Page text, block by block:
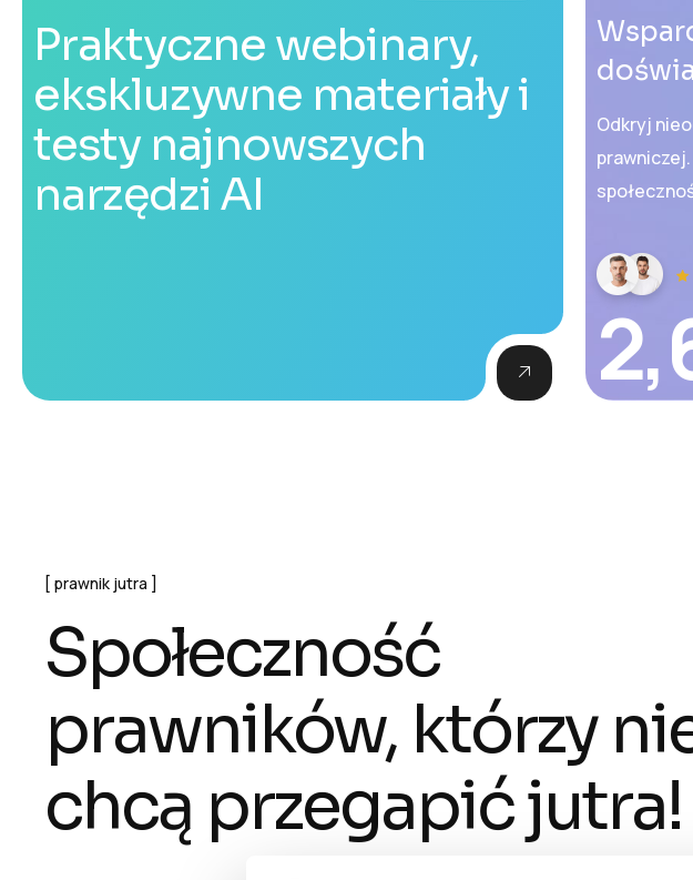
Praktyczne webinary,
ekskluzywne materiały i
testy najnowszych
narzędzi AI
Odkryj
prawnik jutra
Społeczność
prawników, którzy
chcą przegapić jutra!